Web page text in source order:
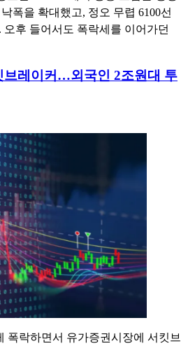
폭을 확대했고, 정오 무렵 6100선
후 들어서도 폭락세를 이어가던
브레이커…외국인 2조원대 투
폭락하면서 유가증권시장에 서킷브